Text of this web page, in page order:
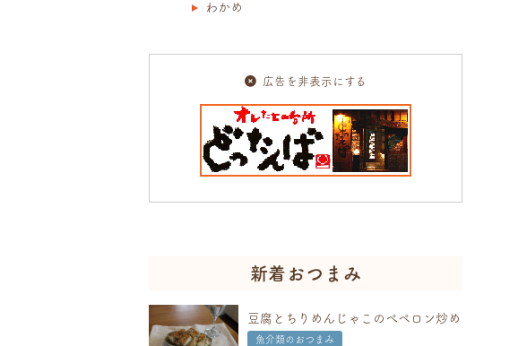
わかめ
広告を非表示にする
新着おつまみ
豆腐とちりめんじゃこのぺペロン炒め
魚介類のおつまみ